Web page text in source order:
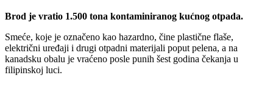
Brod je vratio 1.500 tona kontaminiranog kućnog otpada.
Smeće, koje je označeno kao hazardno, čine plastične flaše,
električni uređaji i drugi otpadni materijali poput pelena, a na
kanadsku obalu je vraćeno posle punih šest godina čekanja u
filipinskoj luci.